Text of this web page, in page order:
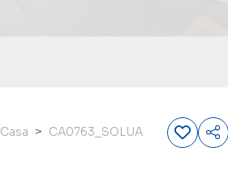
Casa CA0763_SOLUA